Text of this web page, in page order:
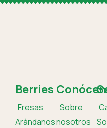
Berries
Fresas
Arándanos
Sobre
nosotros